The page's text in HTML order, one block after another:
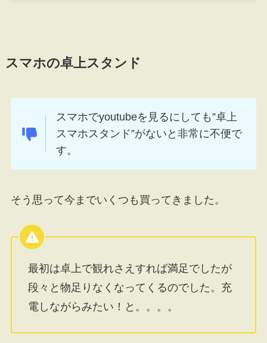
スマホの卓上スタンド
スマホでyoutubeを見るにしても”卓上
スマホスタンド”がないと非常に不便で
す。
そう思って今までいくつも買ってきました。
最初は卓上で観れさえすれば満足でしたが
段々と物足りなくなってくるのでした。充
電しながらみたい！と。。。。